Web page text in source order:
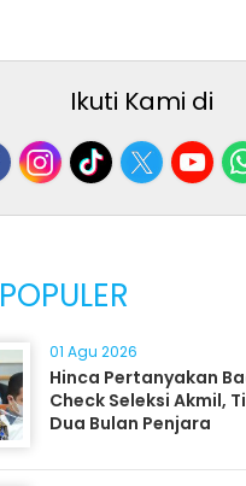
Ikuti Kami di
POPULER
01 Agu 2026
Hinca Pertanyakan
Check Seleksi Akmil,
Dua Bulan Penjara